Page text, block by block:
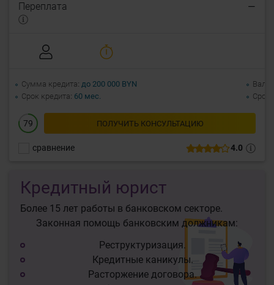
4.0
сравнение
Переплата —
79 ПОЛУЧИТЬ КОНСУЛЬТАЦИЮ
Сумма кредита до 200 000 BYN
Срок кредита 60 мес.
Срок
Кредитный юрист
Более 15 лет работы в банковском секторе.
Законная помощь банковским должникам:
Реструктуризация.
Кредитные каникулы.
Расторжение договора.